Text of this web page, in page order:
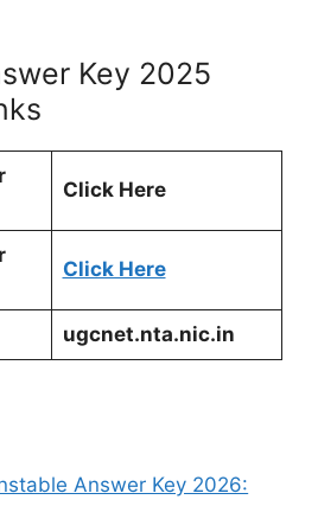
Key 2025
Click Here
Click Here
ugcnet.nta.nic.in
Answer Key 2026: